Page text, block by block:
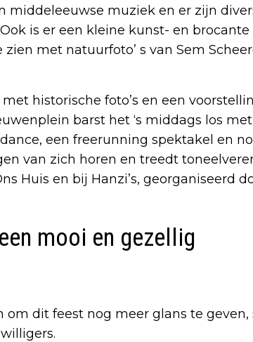
middeleeuwse muziek en er zijn
is er een kleine kunst- en
met natuurfoto’ s van Sem
historische foto’s en een
barst het ‘s middags los
een freerunning spektakel en
van zich horen en treedt
Huis en bij Hanzi’s, georganiseerd
mooi en gezellig
dit feest nog meer glans te geven,